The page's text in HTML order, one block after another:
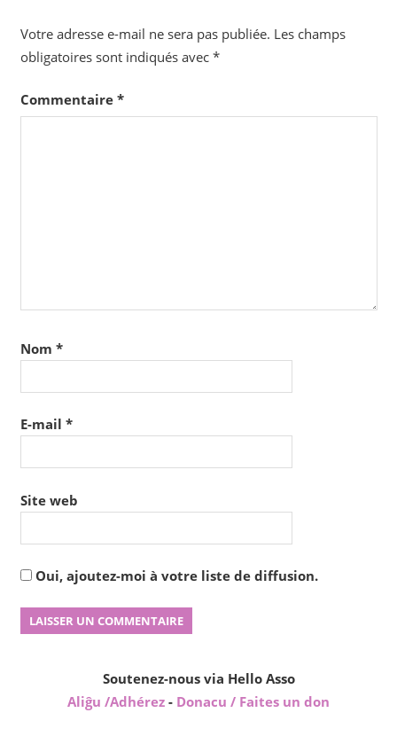
Votre adresse e-mail ne sera pas publiée. Les champs
obligatoires sont indiqués avec *
Commentaire *
Nom *
E-mail *
Site web
Oui, ajoutez-moi à votre liste de diffusion.
Soutenez-nous via Hello Asso
Aliĝu /Adhérez - Donacu / Faites un don